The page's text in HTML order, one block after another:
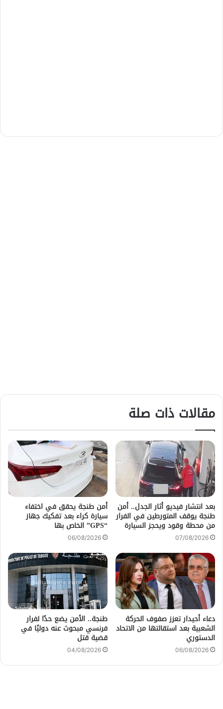
مقالات ذات صلة
بعد انتشار فيديو أثار الجدل.. أمن
طنجة يوقف المتورطين في الفرار
من محطة وقود ويحجز السيارة
07/08/2026
أمن طنجة يحقق في اختفاء
سيارة كراء بعد تفكيك جهاز
“GPS” الخاص بها
06/08/2026
دعاء أحيدار تعزز صفوف الحركة
الشعبية بعد استقالتها من الاتحاد
الدستوري
06/08/2026
طنجة.. الأمن يضع حدًا لفرار
فرنسي مبحوث عنه دوليًا في
قضية قتل
04/08/2026